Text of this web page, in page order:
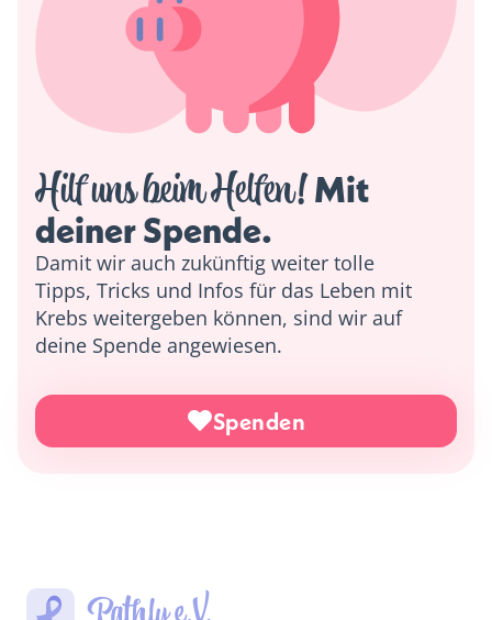
Hilf uns beim Helfen! Mit
deiner Spende.
Damit wir auch zukünftig weiter tolle
Tipps, Tricks und Infos für das Leben mit
Krebs weitergeben können, sind wir auf
deine Spende angewiesen.
Spenden